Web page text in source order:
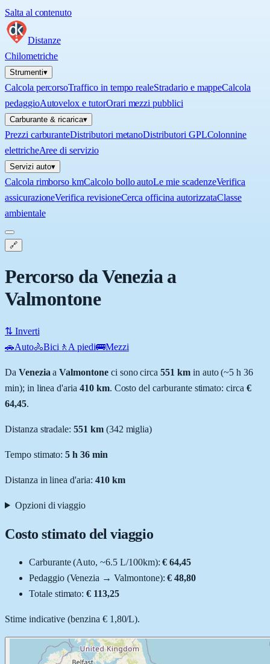
Salta al contenuto
Distanze
Chilometriche
Strumenti▾
Calcola percorsoTraffico in tempo realeStradario e mappeCalcola
pedaggioAutovelox e tutorOrari mezzi pubblici
Carburante & ricarica▾
Prezzi carburanteDistributori metanoDistributori GPLColonnine
elettricheAree di servizio
Servizi auto▾
Calcola rimborso kmCalcolo bollo autoLe mie scadenzeVerifica
assicurazioneVerifica revisioneCerca officina autorizzataClasse
ambientale
🔗
Percorso da Venezia a
Valmontone
⇅ Inverti
🚗Auto🚴Bici 🚶 A piedi🚌Mezzi
Da Venezia aValmontoneci sono circa 551 kmin auto (~5 h 36
min); in linea d'aria 410km. Costo del carburante stimato: circa €
64,45.
Distanza stradale:551 km (342 miglia)
Tempo stimato:5 h 36 min
Distanza in linea d'aria: 410km
Opzioni di viaggio
Costo stimato del viaggio
Carburante (Auto, ~6.5 L/100km): € 64,45
Pedaggio (Venezia →Valmontone): € 48,80
Totale stimato:€ 113,25
Stime indicative (benzina € 1,80/L).